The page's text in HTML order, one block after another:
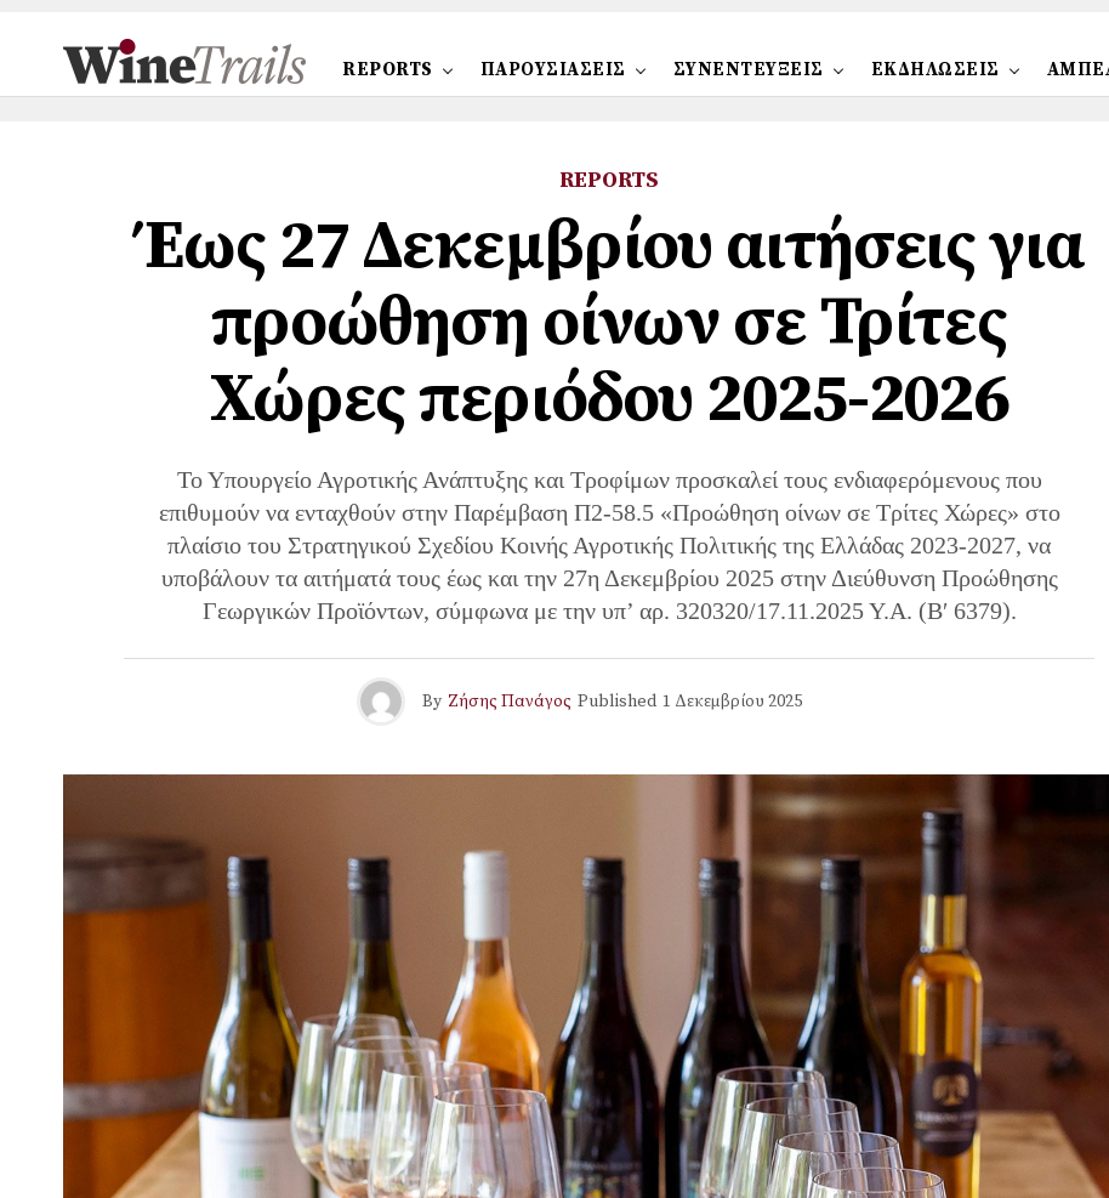
REPORTS ΠΑΡΟΥΣΙΑΣΕΙΣ ΣΥΝΕΝΤΕΥΞΕΙΣ ΕΚΔΗΛΩΣΕΙΣ
REPORTS
Έως 27 Δεκεμβρίου αιτήσεις για
προώθηση οίνων σε Τρίτες
Χώρες περιόδου 2025-2026
Το Υπουργείο Αγροτικής Ανάπτυξης και Τροφίμων προσκαλεί τους ενδιαφερόμενους που
επιθυμούν να ενταχθούν στην Παρέμβαση Π2-58.5 «Προώθηση οίνων σε Τρίτες Χώρες» στο
πλαίσιο του Στρατηγικού Σχεδίου Κοινής Αγροτικής Πολιτικής της Ελλάδας 2023-2027, να
υποβάλουν τα αιτήματά τους έως και την 27η Δεκεμβρίου 2025 στην Διεύθυνση Προώθησης
Γεωργικών Προϊόντων, σύμφωνα με την υπ’ αρ. 320320/17.11.2025 Υ.Α. (Β′ 6379).
By Ζήσης Πανάγος Published 1 Δεκεμβρίου 2025